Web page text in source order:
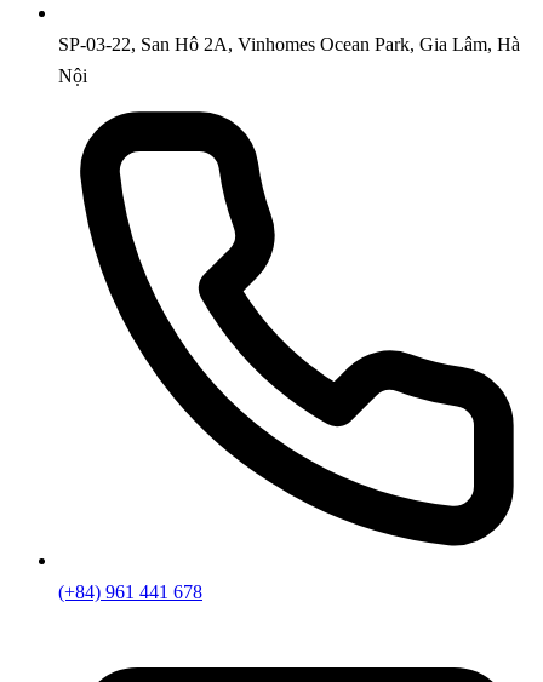
SP-03-22, San Hô 2A, Vinhomes Ocean Park, Gia Lâm, Hà
Nội
(+84) 961 441 678